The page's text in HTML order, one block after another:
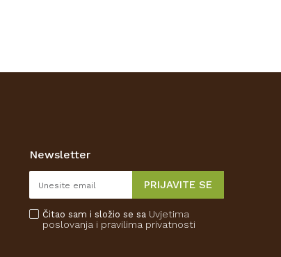
Newsletter
PRIJAVITE SE
Čitao sam i složio se sa Uvjetima
poslovanja i pravilima privatnosti